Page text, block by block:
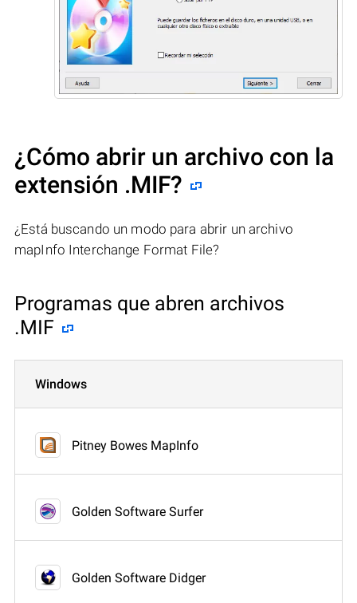
¿Cómo abrir un archivo con la
extensión .MIF?
¿Está buscando un modo para abrir un archivo
mapInfo Interchange Format File?
Programas que abren archivos
.MIF
Windows
Pitney Bowes MapInfo
Golden Software Surfer
Golden Software Didger